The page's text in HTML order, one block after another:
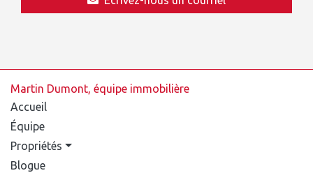
Martin Dumont, équipe immobilière
Accueil
Équipe
Propriétés
Blogue